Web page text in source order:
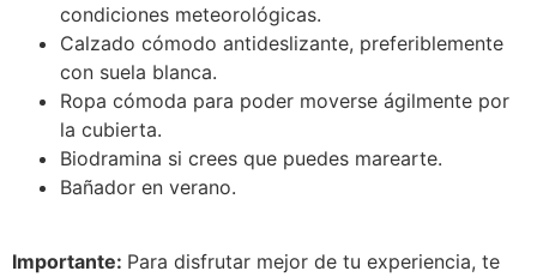
condiciones meteorológicas.
Calzado cómodo antideslizante, preferiblemente
con suela blanca.
Ropa cómoda para poder moverse ágilmente por
la cubierta.
Biodramina si crees que puedes marearte.
Bañador en verano.
Importante: Para disfrutar mejor de tu experiencia, te